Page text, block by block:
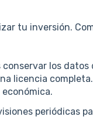
tu inversión.
conservar los datos
licencia
periódicas